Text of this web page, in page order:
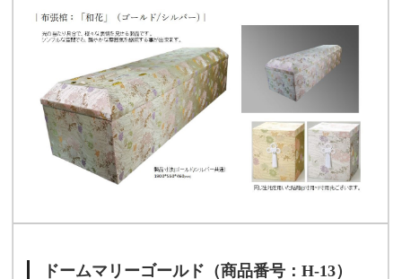
ドームマリーゴールド（商品番号：H-13）